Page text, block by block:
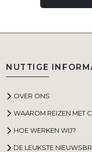
NUTTIGE
OVER ONS
WAAROM REIZEN MET
HOE WERKEN WIJ?
DE LEUKSTE